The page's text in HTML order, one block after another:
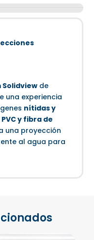
de
una experiencia
nítidas y
PVC y fibra de
una proyección
al agua para